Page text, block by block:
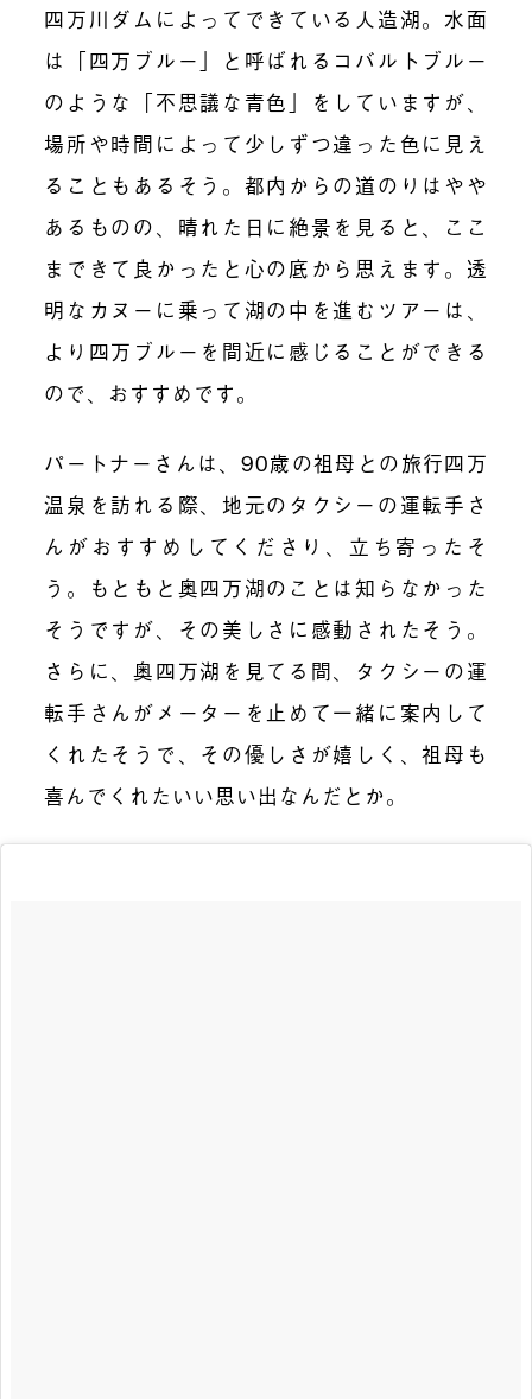
四万川ダムによってできている人造湖。水面
は「四万ブルー」と呼ばれるコバルトブルー
のような「不思議な青色」をしていますが、
場所や時間によって少しずつ違った色に見え
ることもあるそう。都内からの道のりはやや
あるものの、晴れた日に絶景を見ると、ここ
まできて良かったと心の底から思えます。透
明なカヌーに乗って湖の中を進むツアーは、
より四万ブルーを間近に感じることができる
ので、おすすめです。
パートナーさんは、90歳の祖母との旅行四万
温泉を訪れる際、地元のタクシーの運転手さ
んがおすすめしてくださり、立ち寄ったそ
う。もともと奥四万湖のことは知らなかった
そうですが、その美しさに感動されたそう。
さらに、奥四万湖を見てる間、タクシーの運
転手さんがメーターを止めて一緒に案内して
くれたそうで、その優しさが嬉しく、祖母も
喜んでくれたいい思い出なんだとか。